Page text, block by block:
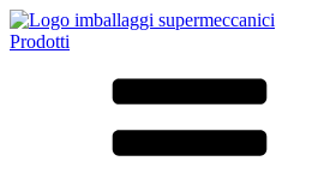
Prodotti
Secondo il materiale